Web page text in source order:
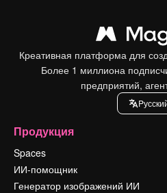
Креативная платформа для
Более 1 миллиона
предприятий,
Продукция
Spaces
ИИ-помощник
Генератор изображений ИИ